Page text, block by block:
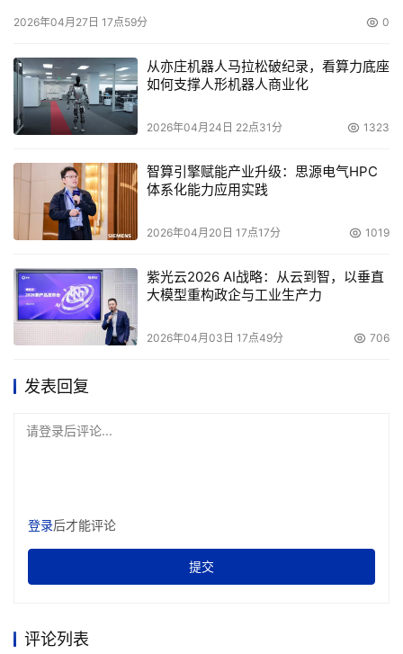
2026年04月27日 17点59分 0
从亦庄机器人马拉松破纪录，看算力底座
如何支撑人形机器人商业化
2026年04月24日 22点31分 1323
智算引擎赋能产业升级：思源电气HPC
体系化能力应用实践
2026年04月20日 17点17分 1019
紫光云2026 AI战略：从云到智，以垂直
大模型重构政企与工业生产力
2026年04月03日 17点49分 706
发表回复
请登录后评论...
登录后才能评论
提交
评论列表